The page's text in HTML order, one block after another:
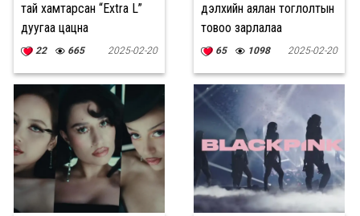
тай хамтарсан “Extra L”
дуугаа цацна
22 665 2025-02-20
дэлхийн аялан тоглолтын
товоо зарлалаа
65 1098 2025-02-20